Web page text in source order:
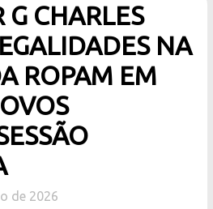
CHARLES
NA
ROPAM EM
de 2026